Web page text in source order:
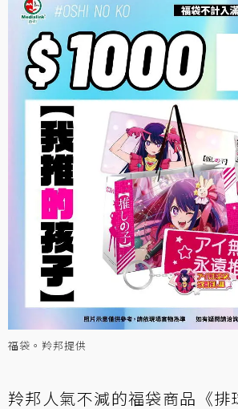
福袋。羚邦提供
羚邦人氣不減的福袋商品《排